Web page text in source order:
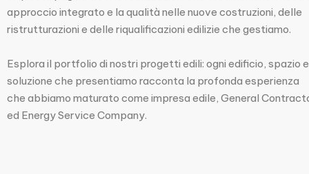
approccio integrato e la qualità nelle nuove costruzioni, delle
ristrutturazioni e delle riqualificazioni edilizie che gestiamo.
Esplora il portfolio di nostri progetti edili: ogni edificio, spazio e
soluzione che presentiamo racconta la profonda esperienza
che abbiamo maturato come impresa edile, General
ed Energy Service Company.